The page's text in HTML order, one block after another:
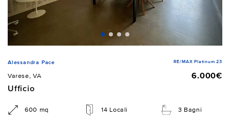
Alessandra Pace RE/MAX Platinum 23
Varese, VA
6.000€
Ufficio
600 mq 14 Locali 3 Bagni